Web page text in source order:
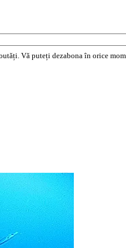
Vă puteți dezabona în orice